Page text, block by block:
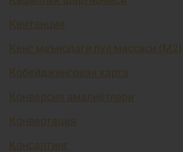
Квитанция
Кенг маънодаги пул массаси (М2)
Кобейджинговая карта
Конверсия амалиётлари
Конвертация
Консалтинг